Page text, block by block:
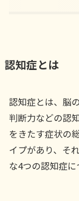
認知症とは
認知症とは、脳
判断力などの認
をきたす症状の
イプがあり、そ
な4つの認知症に